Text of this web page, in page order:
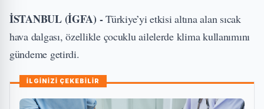
İSTANBUL (İGFA) -Türkiye’yi etkisi altına alan sıcak
hava dalgası, özellikle çocuklu ailelerde klima kullanımını
gündeme getirdi.
İLGİNİZİ ÇEKEBİLİR